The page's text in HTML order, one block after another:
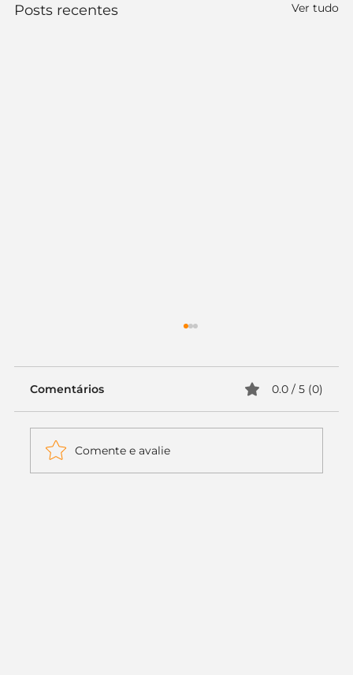
Posts recentes Ver tudo
Comentários 0.0 / 5 (0)
Comente e avalie